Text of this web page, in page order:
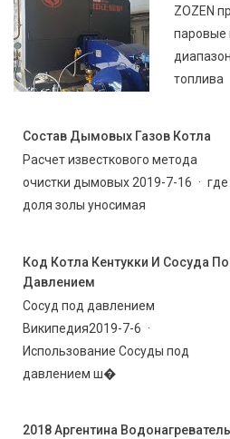
ZOZEN
паровые
топлива
Состав Дымовых Газов Котла
Расчет известкового метода
очистки дымовых 2019-7-16 · где
доля золы уносимая
Код Котла Кентукки И Сосуда
Давлением
Сосуд под давлением
Википедия2019-7-6 ·
Использование Сосуды под
давлением ш�
2018 Аргентина Водонагреватель